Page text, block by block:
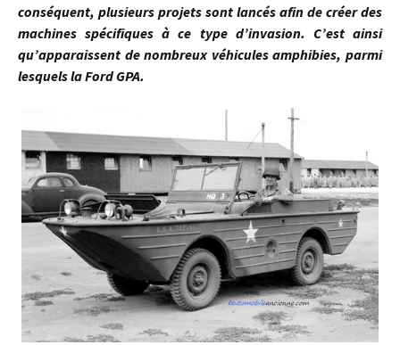
conséquent, plusieurs projets sont lancés afin de créer des
machines spécifiques à ce type d’invasion. C’est ainsi
qu’apparaissent de nombreux véhicules amphibies, parmi
lesquels la Ford GPA.